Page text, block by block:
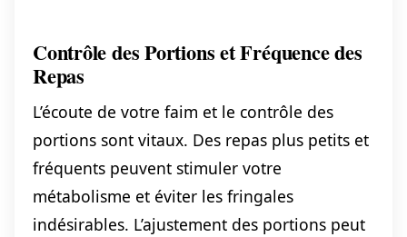
Contrôle des Portions et Fréquence des
Repas
L’écoute de votre faim et le contrôle des
portions sont vitaux. Des repas plus petits et
fréquents peuvent stimuler votre
métabolisme et éviter les fringales
indésirables. L’ajustement des portions peut